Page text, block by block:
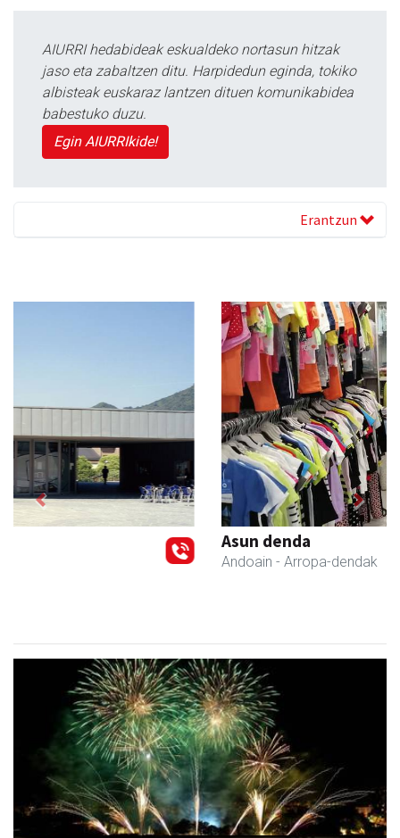
AIURRI hedabideak eskualdeko nortasun hitzak
jaso eta zabaltzen ditu. Harpidedun eginda, tokiko
albisteak euskaraz lantzen dituen komunikabidea
babestuko duzu.
Egin AIURRIkide!
Erantzun
- Arropa-dendak
Previous Next